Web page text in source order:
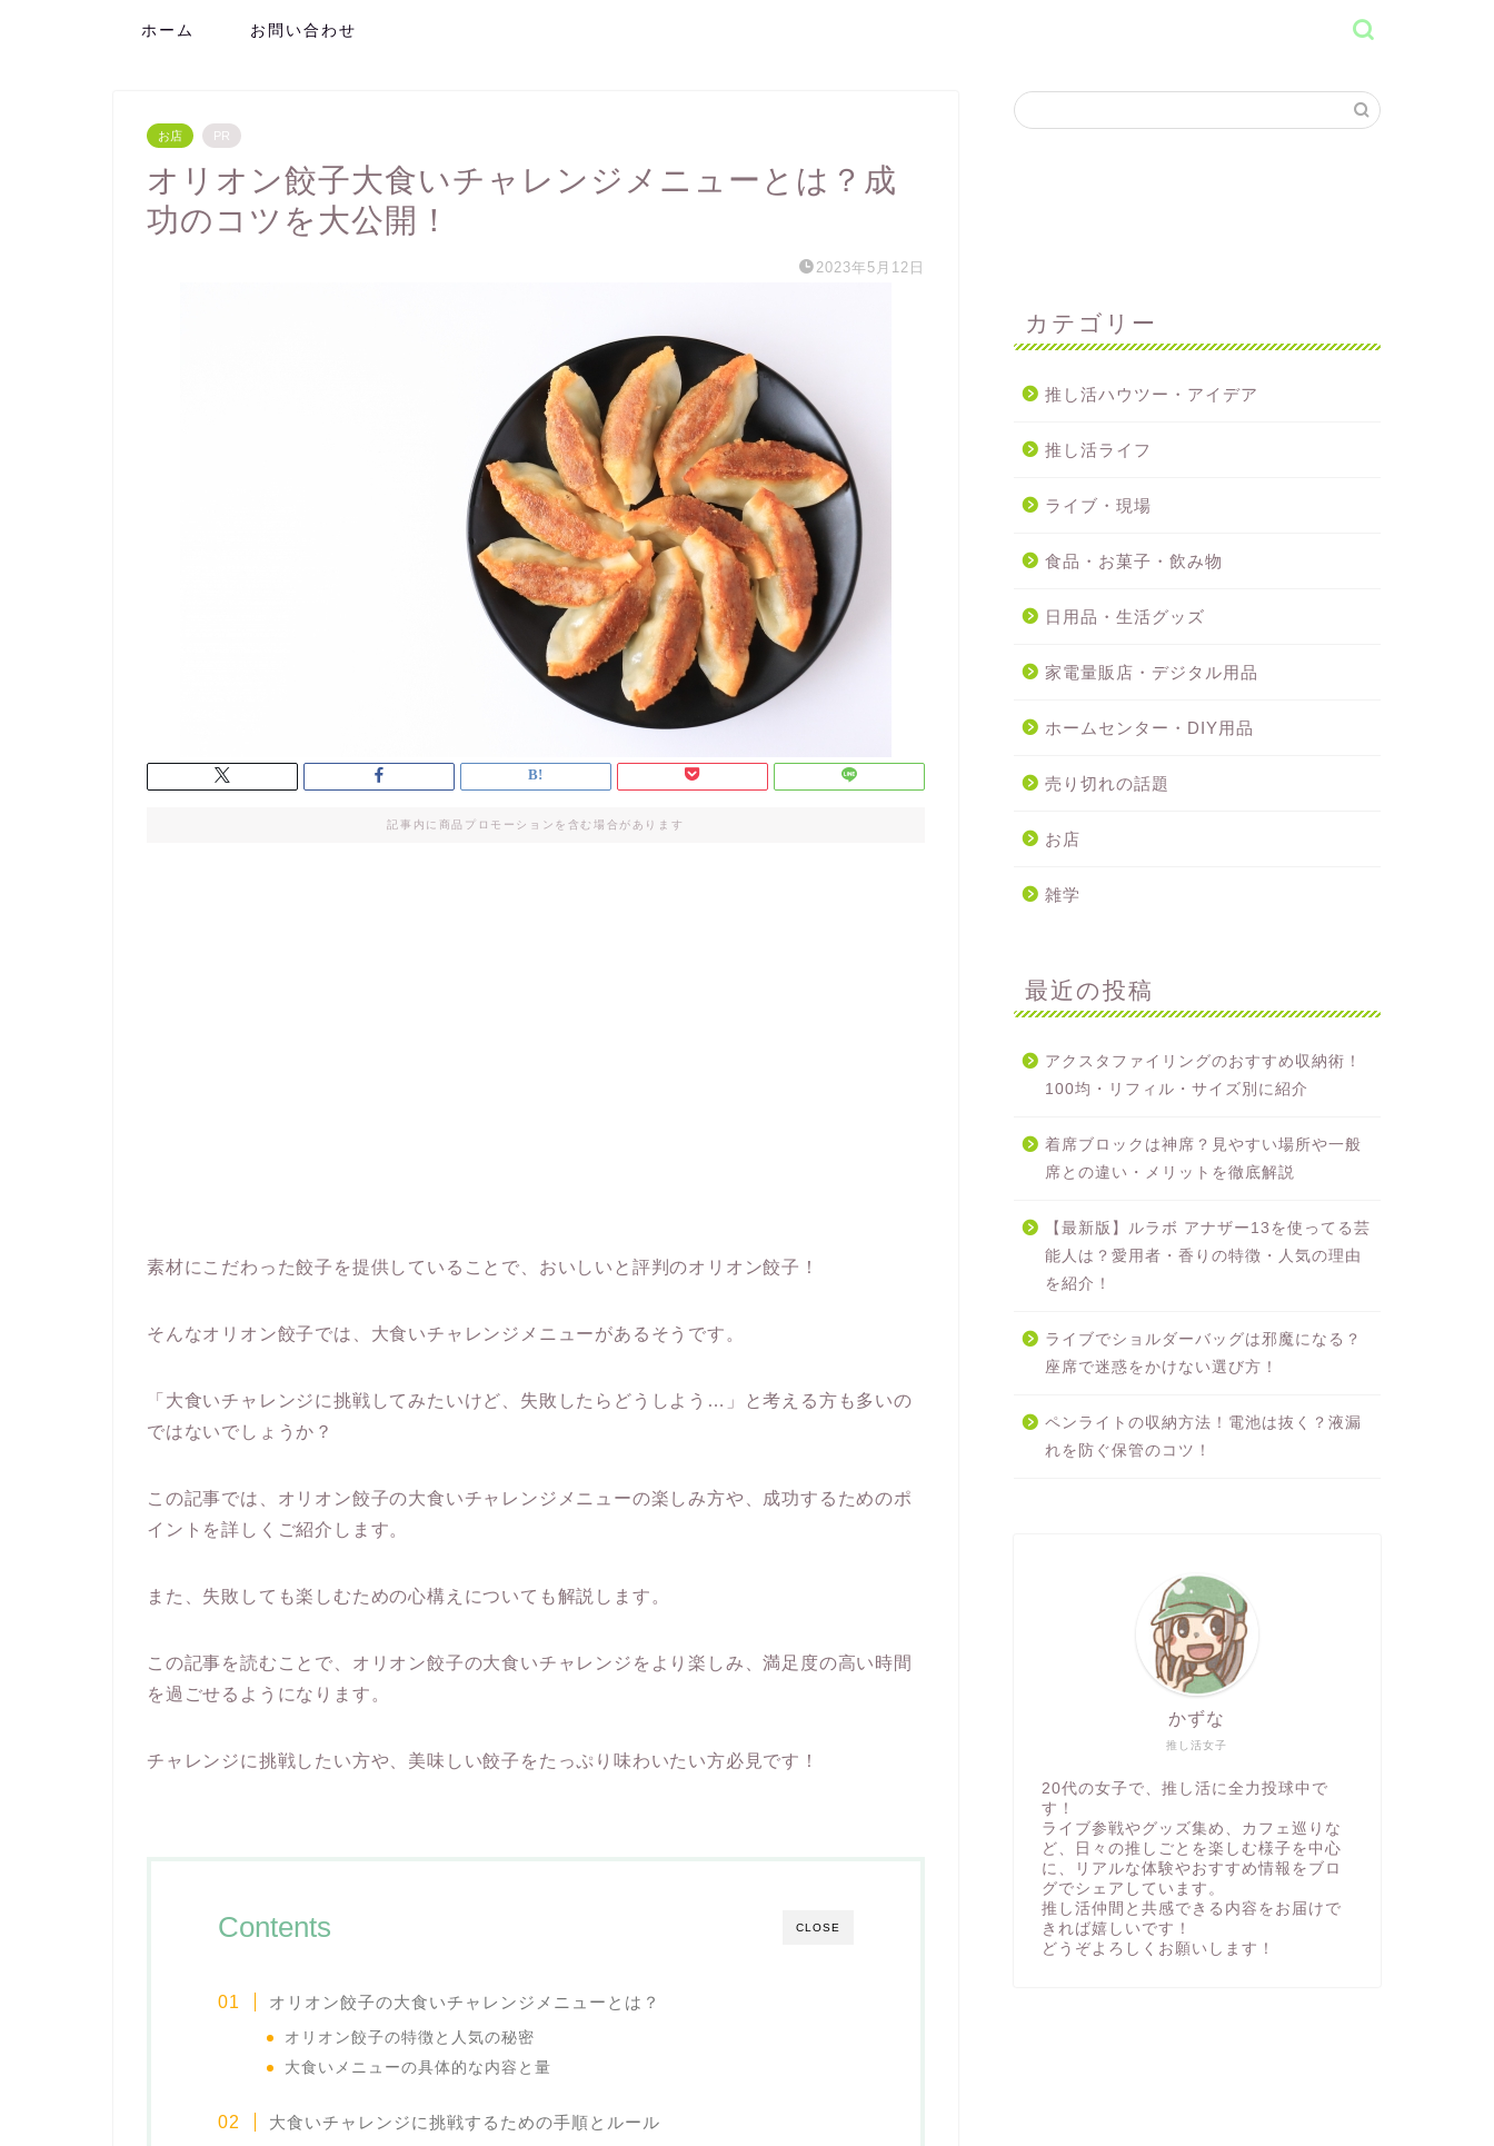
ホーム お問い合わせ
お店 PR
オリオン餃子大食いチャレンジメニューとは？成
功のコツを大公開！
2023年5月12日
記事内に商品プロモーションを含む場合があります
素材にこだわった餃子を提供していることで、おいしいと評判のオリオン餃子！
そんなオリオン餃子では、大食いチャレンジメニューがあるそうです。
「大食いチャレンジに挑戦してみたいけど、失敗したらどうしよう…」と考える方も多いの
ではないでしょうか？
この記事では、オリオン餃子の大食いチャレンジメニューの楽しみ方や、成功するためのポ
イントを詳しくご紹介します。
また、失敗しても楽しむための心構えについても解説します。
この記事を読むことで、オリオン餃子の大食いチャレンジをより楽しみ、満足度の高い時間
を過ごせるようになります。
チャレンジに挑戦したい方や、美味しい餃子をたっぷり味わいたい方必見です！
CLOSE
Contents
オリオン餃子の大食いチャレンジメニューとは？
オリオン餃子の特徴と人気の秘密
大食いメニューの具体的な内容と量
大食いチャレンジに挑戦するための手順とルール
カテゴリー
推し活ハウツー・アイデア
推し活ライフ
ライブ・現場
食品・お菓子・飲み物
日用品・生活グッズ
家電量販店・デジタル用品
ホームセンター・DIY用品
売り切れの話題
お店
雑学
最近の投稿
アクスタファイリングのおすすめ収納術！
100均・リフィル・サイズ別に紹介
着席ブロックは神席？見やすい場所や一般
席との違い・メリットを徹底解説
【最新版】ルラボ アナザー13を使ってる芸
能人は？愛用者・香りの特徴・人気の理由
を紹介！
ライブでショルダーバッグは邪魔になる？
座席で迷惑をかけない選び方！
ペンライトの収納方法！電池は抜く？液漏
れを防ぐ保管のコツ！
推し活女子
かずな
20代の女子で、推し活に全力投球中で
す！
ライブ参戦やグッズ集め、カフェ巡りな
ど、日々の推しごとを楽しむ様子を中心
に、リアルな体験やおすすめ情報をブロ
グでシェアしています。
推し活仲間と共感できる内容をお届けで
きれば嬉しいです！
どうぞよろしくお願いします！